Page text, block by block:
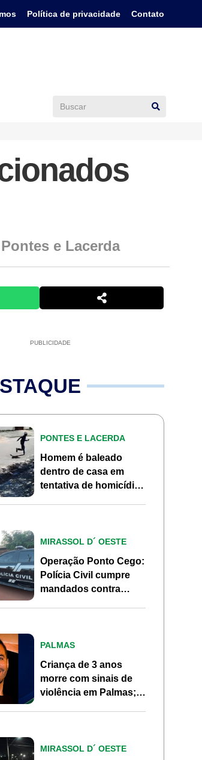
Política de privacidade Contato
e Lacerda
PUBLICIDADE
PONTES E LACERDA
Homem é baleado
dentro de casa em
tentativa de homicídio
MIRASSOL D´ OESTE
Operação Ponto Cego:
Polícia Civil cumpre
mandados contra
PALMAS
Criança de 3 anos
morre com sinais de
violência em Palmas;
MIRASSOL D´ OESTE